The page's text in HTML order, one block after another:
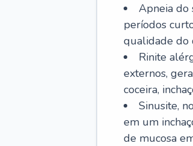
Apneia do
períodos
qualidade do
Rinite
externos,
coceira,
Sinusite,
em um
de mucosa